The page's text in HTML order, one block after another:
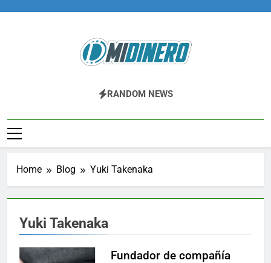
Midinero.co
Fintech, Criptomonedas
RANDOM NEWS
Home Blog Yuki Takenaka
Yuki Takenaka
Fundador de compañía